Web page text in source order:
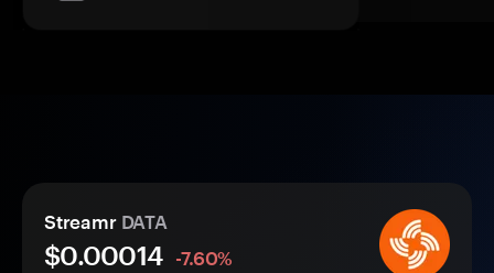
Streamr DATA
$0.00014
-7.60%